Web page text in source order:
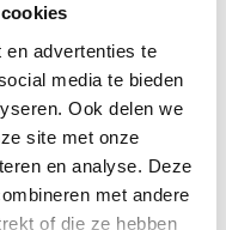
en advertenties te
media te bieden
Ook delen we
site met onze
en analyse. Deze
met andere
of die ze hebben